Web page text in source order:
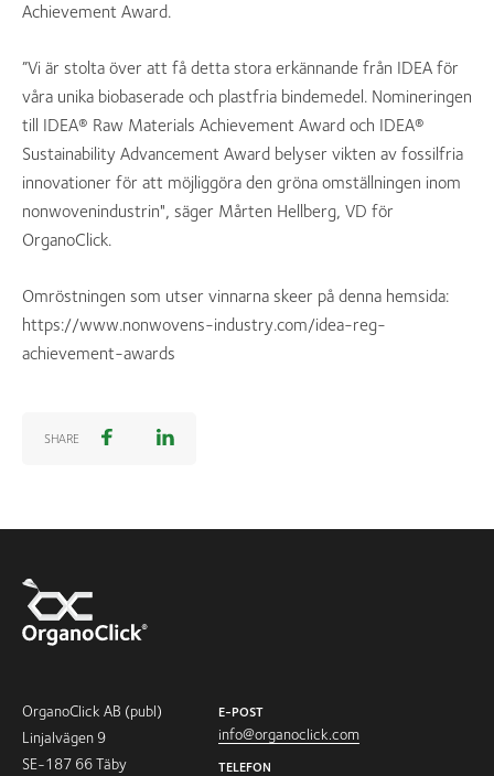
Achievement Award.
”Vi är stolta över att få detta stora erkännande från IDEA för
våra unika biobaserade och plastfria bindemedel. Nomineringen
till IDEA® Raw Materials Achievement Award och IDEA®
Sustainability Advancement Award belyser vikten av fossilfria
innovationer för att möjliggöra den gröna omställningen inom
nonwovenindustrin", säger Mårten Hellberg, VD för
OrganoClick.
Omröstningen som utser vinnarna skeer på denna hemsida:
https://www.nonwovens-industry.com/idea-reg-
achievement-awards
SHARE
OrganoClick AB (publ)
Linjalvägen 9
SE-187 66 Täby
E-POST
info@organoclick.com
TELEFON